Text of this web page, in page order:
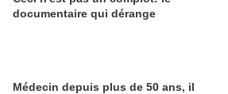
documentaire qui dérange
Médecin depuis plus de 50 ans, il